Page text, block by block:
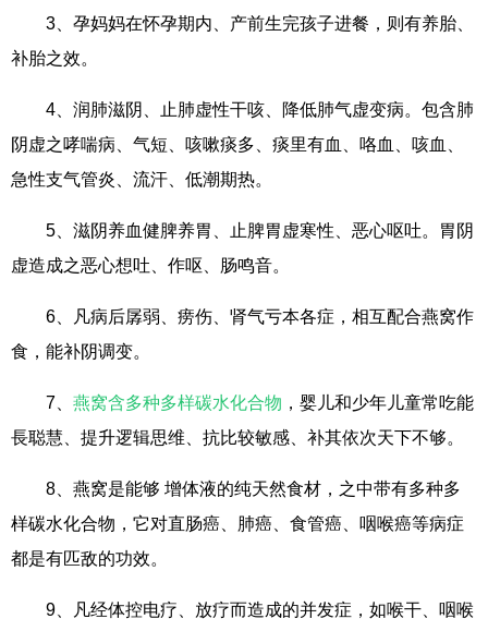
3、孕妈妈在怀孕期内、产前生完孩子进餐，则有养胎、
补胎之效。
4、润肺滋阴、止肺虚性干咳、降低肺气虚变病。包含肺
阴虚之哮喘病、气短、咳嗽痰多、痰里有血、咯血、咳血、
急性支气管炎、流汗、低潮期热。
5、滋阴养血健脾养胃、止脾胃虚寒性、恶心呕吐。胃阴
虚造成之恶心想吐、作呕、肠鸣音。
6、凡病后孱弱、痨伤、肾气亏本各症，相互配合燕窝作
食，能补阴调变。
7、 燕窝含多种多样碳水化合物 ，婴儿和少年儿童常吃能
長聪慧、提升逻辑思维、抗比较敏感、补其依次天下不够。
8、燕窝是能够 增体液的纯天然食材，之中带有多种多
样碳水化合物，它对直肠癌、肺癌、食管癌、咽喉癌等病症
都是有匹敌的功效。
9、凡经体控电疗、放疗而造成的并发症，如喉干、咽喉